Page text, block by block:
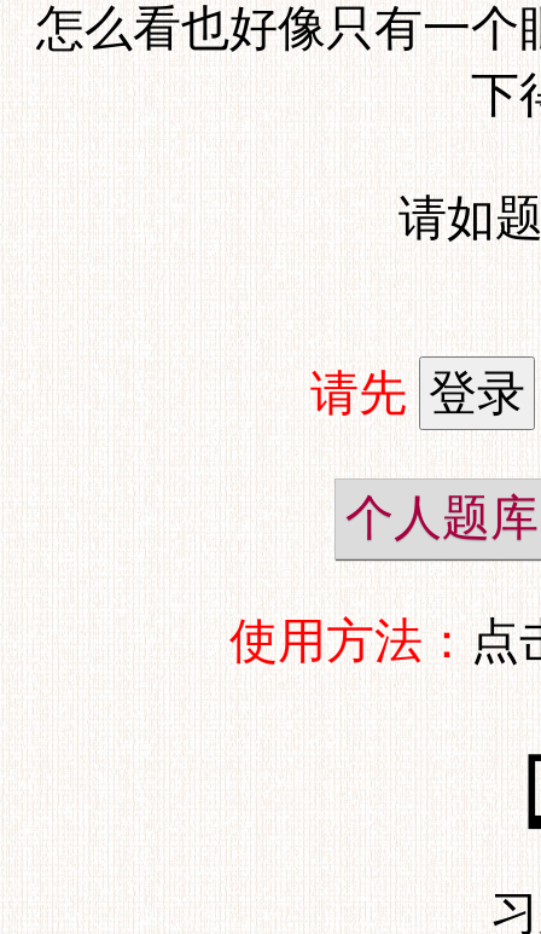
怎么看也好像只有一个
下
请如
请先
个人题库
使用方法：点